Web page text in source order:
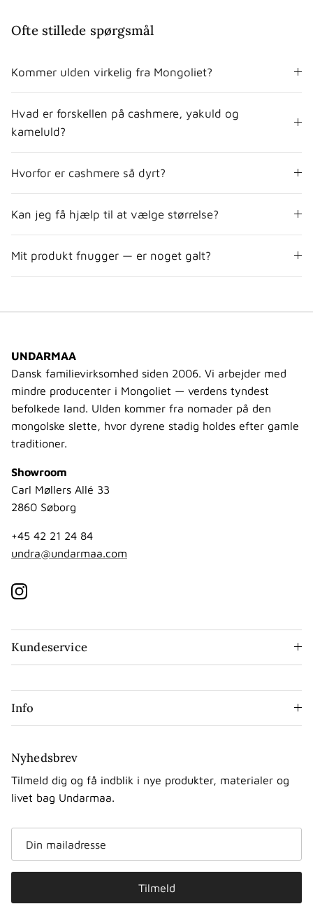
Ofte stillede spørgsmål
Kommer ulden virkelig fra Mongoliet?
Hvad er forskellen på cashmere, yakuld og
kameluld?
Hvorfor er cashmere så dyrt?
Kan jeg få hjælp til at vælge størrelse?
Mit produkt fnugger — er noget galt?
UNDARMAA
Dansk familievirksomhed siden 2006. Vi arbejder med
mindre producenter i Mongoliet — verdens tyndest
befolkede land. Ulden kommer fra nomader på den
mongolske slette, hvor dyrene stadig holdes efter gamle
traditioner.
Showroom
Carl Møllers Allé 33
2860 Søborg
+45 42 21 24 84
undra@undarmaa.com
Instagram
Kundeservice
Info
Nyhedsbrev
Tilmeld dig og få indblik i nye produkter, materialer og
livet bag Undarmaa.
Tilmeld